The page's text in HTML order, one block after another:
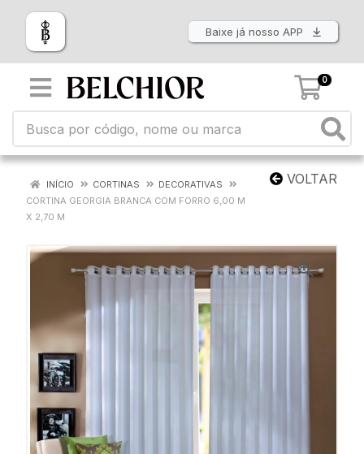
Baixe já nosso APP
0
VOLTAR
INÍCIO CORTINAS
DECORATIVAS
CORTINA GEORGIA BRANCA COM FORRO 6,00 M
X 2,70 M